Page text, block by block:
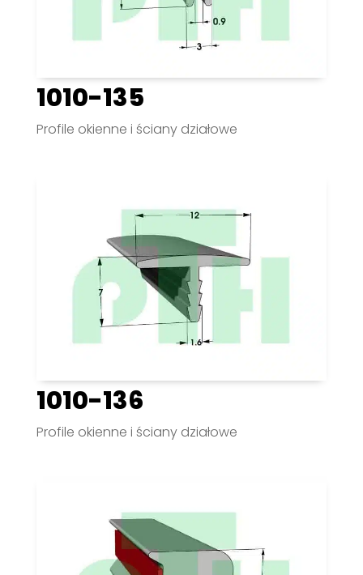
1010-135
Profile okienne i ściany działowe
1010-136
Profile okienne i ściany działowe